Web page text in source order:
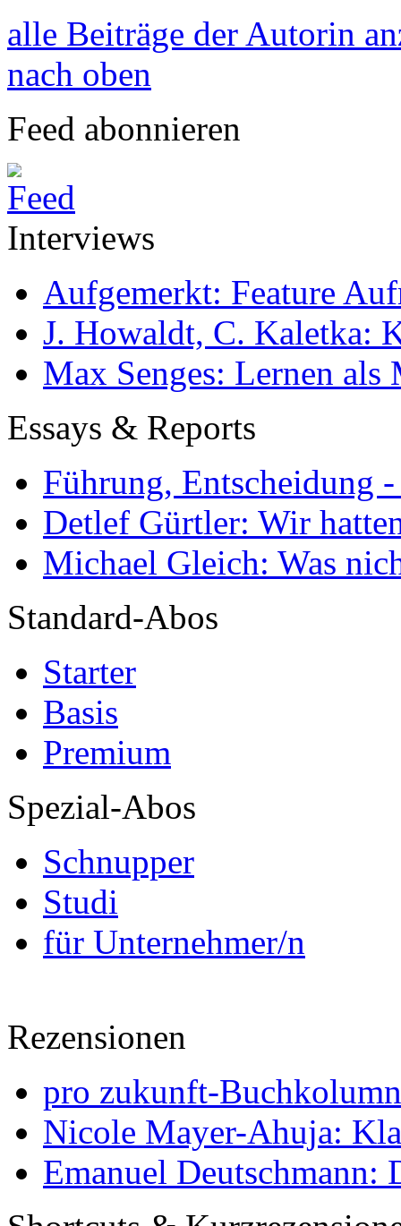
alle Beiträge der Autorin
nach oben
Feed abonnieren
Interviews
Aufgemerkt: Feature
J. Howaldt, C. Kaletka:
Max Senges: Lernen als
Essays & Reports
Führung, Entscheidung
Detlef Gürtler: Wir
Michael Gleich: Was
Standard-Abos
Starter
Basis
Premium
Spezial-Abos
Schnupper
Studi
für Unternehmer/n
Rezensionen
pro zukunft-
Nicole Mayer-Ahuja:
Emanuel Deutschmann: